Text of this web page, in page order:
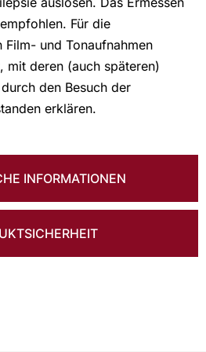
INFORMATIONEN
Für die
Film- und Tonaufnahmen
mit deren (auch späteren)
den Besuch der
erklären.